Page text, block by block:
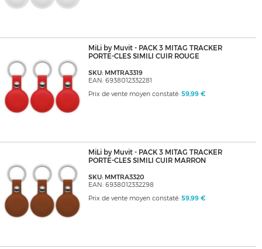
MiLi by Muvit - PACK 3 MITAG TRACKER
PORTE-CLES SIMILI CUIR ROUGE
SKU: MMTRA3319
EAN: 6938012332281
Prix de vente moyen constaté: 59,99 €
MiLi by Muvit - PACK 3 MITAG TRACKER
PORTE-CLES SIMILI CUIR MARRON
SKU: MMTRA3320
EAN: 6938012332298
Prix de vente moyen constaté: 59,99 €